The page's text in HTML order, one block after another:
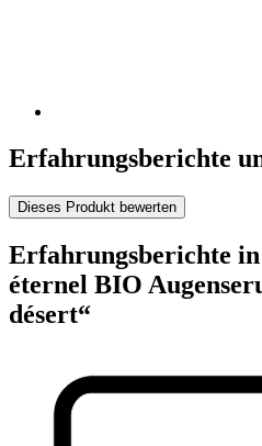
Erfahrungsberichte
Dieses Produkt bewerten
Erfahrungsberichte
éternel BIO
désert“